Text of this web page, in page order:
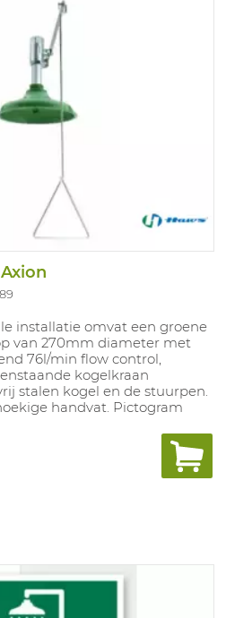
installatie omvat een groene
van 270mm diameter met
76l/min flow control,
kogelkraan
stalen kogel en de stuurpen.
handvat. Pictogram